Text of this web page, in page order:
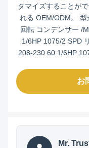
タマイズすることが
れる OEM/ODM。
回転 コンデンサー /
1/6HP 1075/2 SPD
208-230 60 1/6HP
お
Mr.